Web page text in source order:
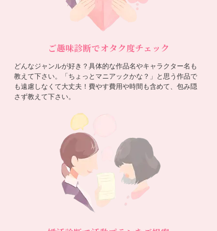
ご趣味診断でオタク度チェック
どんなジャンルが好き？具体的な作品名やキャラクター名も
教えて下さい。「ちょっとマニアックかな？」と思う作品で
も遠慮しなくて大丈夫！費やす費用や時間も含めて、包み隠
さず教えて下さい。